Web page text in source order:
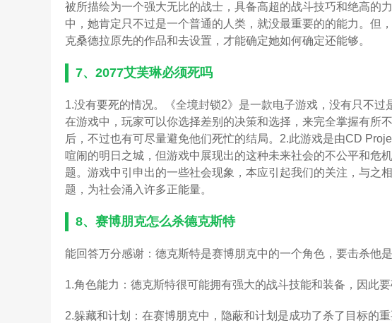
被所描绘为一个强大无比的战士，具备高超的战斗技巧和绝高的
中，她肯定只不过是一个普通的人类，就没最重要的的能力。但
克桑德拉原先的作品和去设置，才能确定她如何确定还能够。
7、 2077艾芙琳必须死吗
1.没有要死的情况。《全境封锁2》是一款电子游戏，没有只不过
在游戏中，玩家可以你选择差别的决策和选择，来完全掌握有所
后，不过也有可尽量避免他们死忙的结局。2.此游戏是由CD
喧闹的明日之城，但游戏中展现出的这种未来社会的不公平和危
题。游戏中引申出的一些社会现象，本应引起我们的关注，与之
题，为社会涌入许多正能量。
8、 赛博朋克怎么杀德克斯特
能回答万分感谢：德克斯特是赛博朋克中的一个角色，要击杀他
1.角色能力：德克斯特很可能拥有强大的战斗技能和装备，因此
2.躲藏和计划：在赛博朋克中，隐蔽和计划是成功了杀了目标的